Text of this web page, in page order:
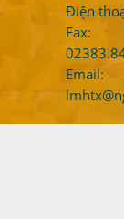
Điện
Fax:
Email: